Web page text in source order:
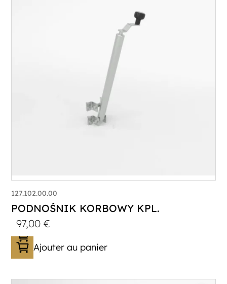
127.102.00.00
PODNOŚNIK KORBOWY KPL.
97,00€
Ajouter au panier